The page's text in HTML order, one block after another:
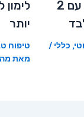
בבית השחי עם 2
, כללי /
יותר
טיפוח
מאת